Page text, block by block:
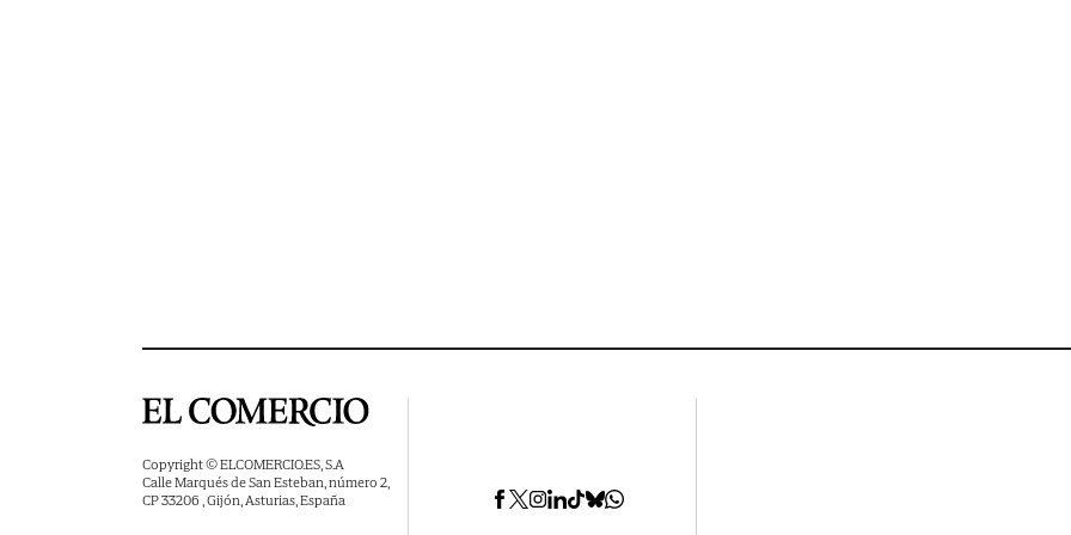
Copyright © ELCOMERCIO.ES, S.A
Calle Marqués de San Esteban, número 2,
CP 33206 , Gijón, Asturias, España